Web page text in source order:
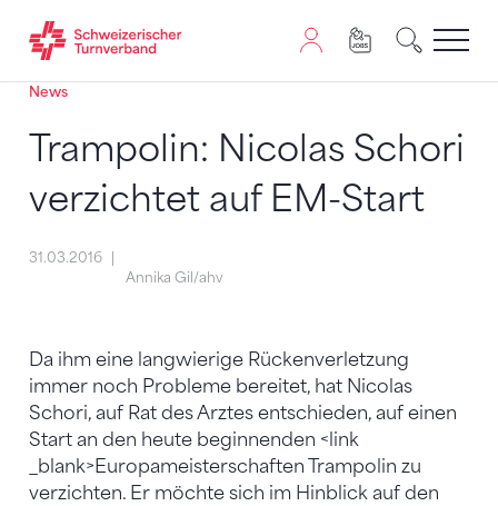
Zum Inhalt springen
Zur Sitemap navigieren
Zum Navigieren dieser Seite wird JavaScript benötigt.
News
Trampolin: Nicolas Schori
verzichtet auf EM-Start
31.03.2016
Annika Gil/ahv
Da ihm eine langwierige Rückenverletzung
immer noch Probleme bereitet, hat Nicolas
Schori, auf Rat des Arztes entschieden, auf einen
Start an den heute beginnenden <link
_blank>Europameisterschaften Trampolin zu
verzichten. Er möchte sich im Hinblick auf den